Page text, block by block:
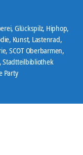
Wi
5.0“
, Glückspilz, Hiphop,
, Kunst, Lastenrad,
, SCOT Oberbarmen,
Stadtteilbibliothek
Party